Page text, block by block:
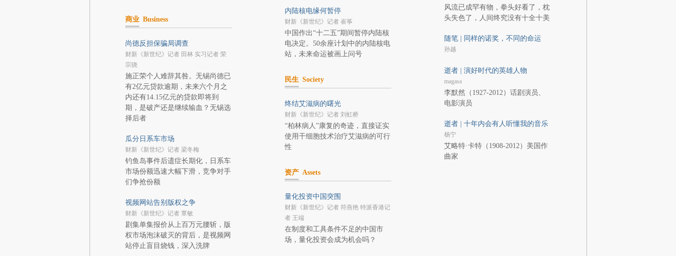
商业 Business
尚德反担保骗局调查
财新《新世纪》记者 田林 实习记者 荣
宗骁
施正荣个人难辞其咎。无锡尚德已
有2亿元贷款逾期，未来六个月之
内还有14.15亿元的贷款即将到
期，是破产还是继续输血？无锡选
择后者
瓜分日系车市场
财新《新世纪》记者 梁冬梅
钓鱼岛事件后遗症长期化，日系车
市场份额迅速大幅下滑，竞争对手
们争抢份额
视频网站告别版权之争
财新《新世纪》记者 覃敏
剧集单集报价从上百万元腰斩，版
权市场泡沫破灭的背后，是视频网
站停止盲目烧钱，深入洗牌
内陆核电缘何暂停
财新《新世纪》记者 崔筝
中国作出“十二五”期间暂停内陆核
电决定。50余座计划中的内陆核电
站，未来命运被画上问号
民生 Society
终结艾滋病的曙光
财新《新世纪》记者 刘虹桥
“柏林病人”康复的奇迹，直接证实
使用干细胞技术治疗艾滋病的可行
性
资产 Assets
量化投资中国突围
财新《新世纪》记者 符燕艳 特派香港记
者 王端
在制度和工具条件不足的中国市
场，量化投资会成为机会吗？
风流已成罕有物，拳头好看了，枕
头失色了，人间终究没有十全十美
随笔 | 同样的诺奖，不同的命运
孙越
逝者 | 演好时代的英雄人物
magasa
李默然（1927-2012）话剧演员、
电影演员
逝者 | 十年内会有人听懂我的音乐
杨宁
艾略特·卡特（1908-2012）美国作
曲家